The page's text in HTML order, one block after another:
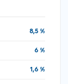
8,5 %
6 %
1,6 %